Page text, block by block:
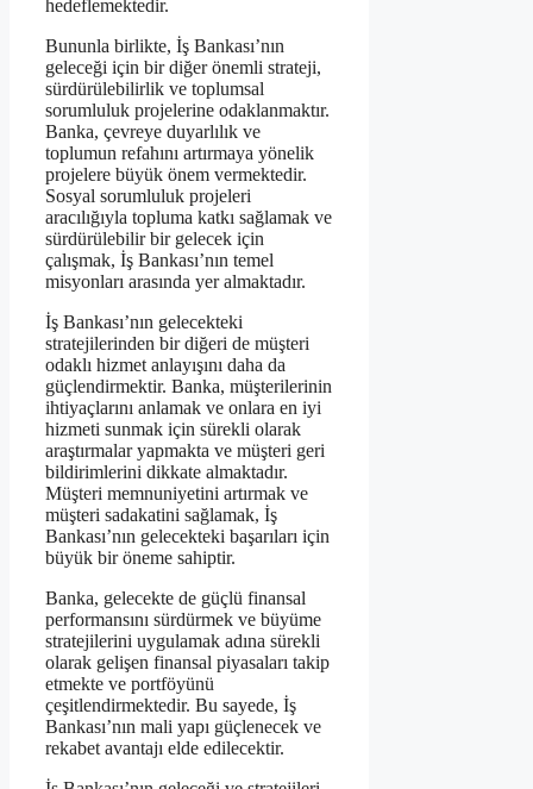
hedeflemektedir.
Bununla birlikte, İş Bankası’nın
geleceği için bir diğer önemli strateji,
sürdürülebilirlik ve toplumsal
sorumluluk projelerine odaklanmaktır.
Banka, çevreye duyarlılık ve
toplumun refahını artırmaya yönelik
projelere büyük önem vermektedir.
Sosyal sorumluluk projeleri
aracılığıyla topluma katkı sağlamak ve
sürdürülebilir bir gelecek için
çalışmak, İş Bankası’nın temel
misyonları arasında yer almaktadır.
İş Bankası’nın gelecekteki
stratejilerinden bir diğeri de müşteri
odaklı hizmet anlayışını daha da
güçlendirmektir. Banka, müşterilerinin
ihtiyaçlarını anlamak ve onlara en iyi
hizmeti sunmak için sürekli olarak
araştırmalar yapmakta ve müşteri geri
bildirimlerini dikkate almaktadır.
Müşteri memnuniyetini artırmak ve
müşteri sadakatini sağlamak, İş
Bankası’nın gelecekteki başarıları için
büyük bir öneme sahiptir.
Banka, gelecekte de güçlü finansal
performansını sürdürmek ve büyüme
stratejilerini uygulamak adına sürekli
olarak gelişen finansal piyasaları takip
etmekte ve portföyünü
çeşitlendirmektedir. Bu sayede, İş
Bankası’nın mali yapı güçlenecek ve
rekabet avantajı elde edilecektir.